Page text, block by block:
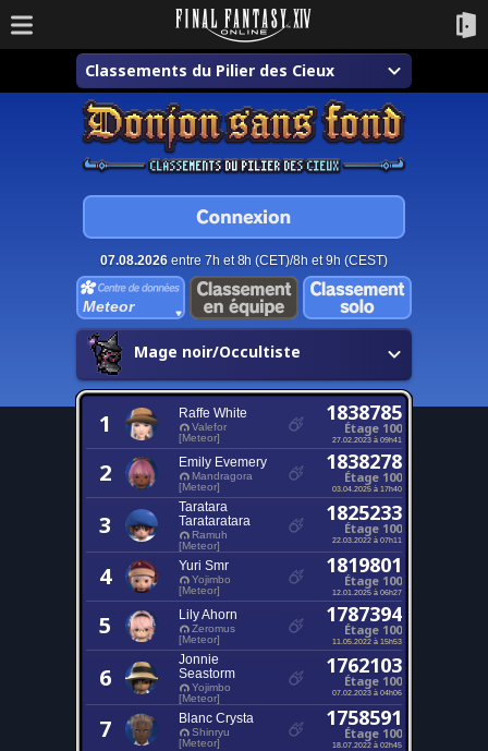
Classements du Pilier des Cieux
07.08.2026entre 7h et 8h (CET)/8h et 9h (CEST)
Meteor
Mage noir/Occultiste
1 Raffe White
Valefor
[Meteor]
1838785
Étage 100
27.02.2023 à 09h41
2 Emily Evemery
Mandragora
[Meteor]
1838278
Étage 100
03.04.2025 à 17h40
3
Taratara
Tarataratara
Ramuh
[Meteor]
1825233
Étage 100
22.03.2022 à 07h11
4 Yuri Smr
Yojimbo
[Meteor]
1819801
Étage 100
12.01.2025 à 06h27
5 Lily Ahorn
Zeromus
[Meteor]
1787394
Étage 100
11.05.2022 à 15h53
6
Jonnie
Seastorm
Yojimbo
[Meteor]
1762103
Étage 100
07.02.2023 à 04h06
7 Blanc Crysta
Shinryu
[Meteor]
1758591
Étage 100
18.07.2022 à 02h45